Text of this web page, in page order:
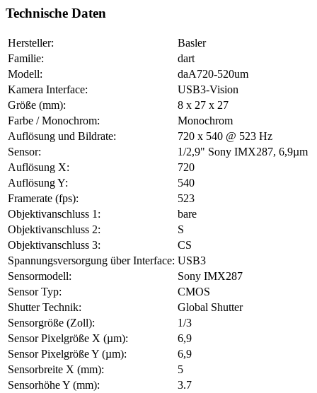
Technische Daten
Hersteller:
Basler
Familie:
dart
Modell:
daA720-520um
Kamera Interface:
USB3-Vision
Größe (mm):
8 x 27 x 27
Farbe / Monochrom:
Monochrom
Auflösung und Bildrate:
720 x 540 @ 523 Hz
Sensor:
1/2,9" Sony IMX287, 6,9µm
Auflösung X:
720
Auflösung Y:
540
Framerate (fps):
523
Objektivanschluss 1:
bare
Objektivanschluss 2:
S
Objektivanschluss 3:
CS
Spannungsversorgung über Interface: USB3
Sensormodell:
Sony IMX287
Sensor Typ:
CMOS
Shutter Technik:
Global Shutter
Sensorgröße (Zoll):
1/3
Sensor Pixelgröße X (µm):
6,9
Sensor Pixelgröße Y (µm):
6,9
Sensorbreite X (mm):
5
Sensorhöhe Y (mm):
3.7